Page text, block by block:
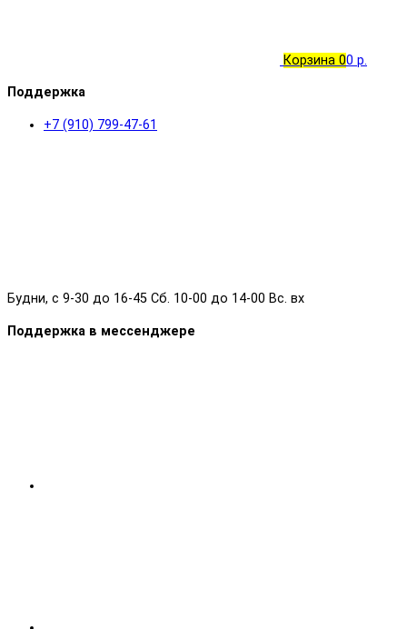
Корзина 00 р.
Поддержка
+7 (910) 799-47-61
Будни, с 9-30 до 16-45 Сб. 10-00 до 14-00 Вс. вх
Поддержка в мессенджере